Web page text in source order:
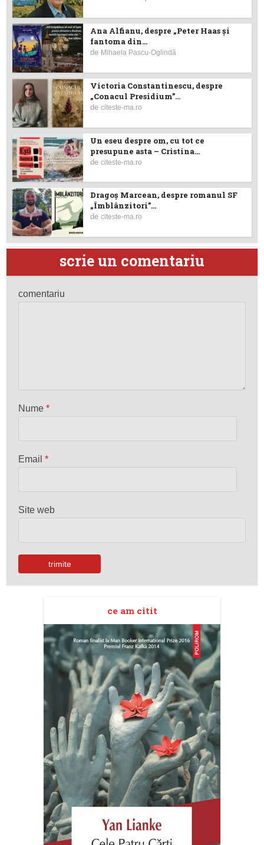
Ana Alfianu, despre „Peter Haas și
fantoma din...
de Mihaela Pascu-Oglindă
Victoria Constantinescu, despre
„Conacul Presidium”...
deciteste-ma.ro
Un eseu despre om, cu tot ce
presupune asta – Cristina...
deciteste-ma.ro
Dragoş Marcean, despre romanul SF
„Îmblânzitori”...
deciteste-ma.ro
scrie un comentariu
comentariu
Nume*
Email*
Site web
ce am citit